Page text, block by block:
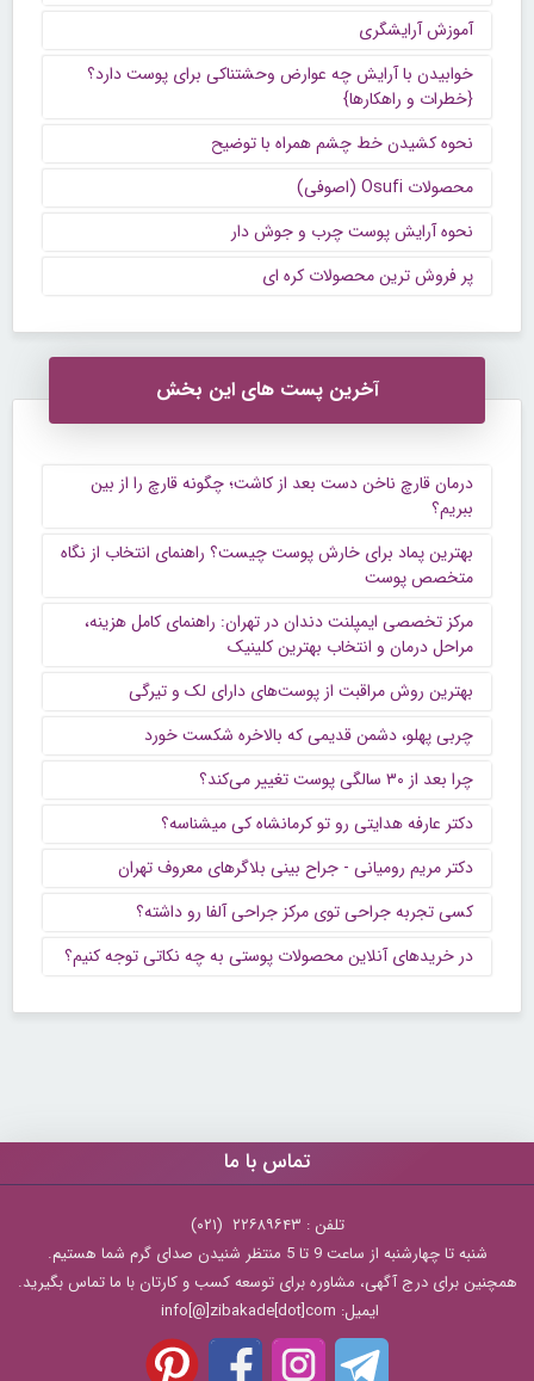
آموزش آرایشگری
خوابیدن با آرایش چه عوارض وحشتناکی برای پوست دارد؟
{خطرات و راهکارها}
نحوه کشیدن خط چشم همراه با توضیح
محصولات Osufi (اصوفی)
نحوه آرایش پوست چرب و جوش دار
پر فروش ترین محصولات کره ای
آخرین پست های این بخش
درمان قارچ ناخن دست بعد از کاشت؛ چگونه قارچ را از بین
ببریم؟
بهترین پماد برای خارش پوست چیست؟ راهنمای انتخاب از نگاه
متخصص پوست
مرکز تخصصی ایمپلنت دندان در تهران: راهنمای کامل هزینه،
مراحل درمان و انتخاب بهترین کلینیک
بهترین روش مراقبت از پوست‌های دارای لک و تیرگی
چربی پهلو، دشمن قدیمی که بالاخره شکست خورد
چرا بعد از ۳۰ سالگی پوست تغییر می‌کند؟
دکتر عارفه هدایتی رو تو کرمانشاه کی میشناسه؟
دکتر مریم رومیانی - جراح بینی بلاگرهای معروف تهران
کسی تجربه جراحی توی مرکز جراحی آلفا رو داشته؟
در خریدهای آنلاین محصولات پوستی به چه نکاتی توجه کنیم؟
تماس با ما
تلفن : ۲۲۶۸۹۶۴۳ (۰۲۱)
شنبه تا چهارشنبه از ساعت 9 تا 5 منتظر شنیدن صدای گرم شما هستیم.
همچنین برای درج آگهی، مشاوره برای توسعه کسب و کارتان با ما تماس بگیرید.
ایمیل: info[@]zibakade[dot]com